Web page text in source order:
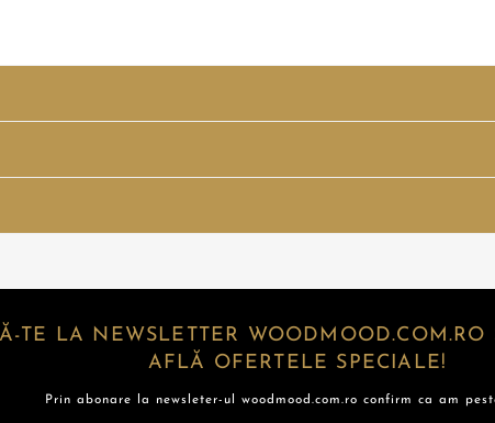
TE LA NEWSLETTER WOODMOOD.COM.RO
AFLĂ OFERTELE SPECIALE!
Prin abonare la newsleter-ul woodmood.com.ro confirm ca am